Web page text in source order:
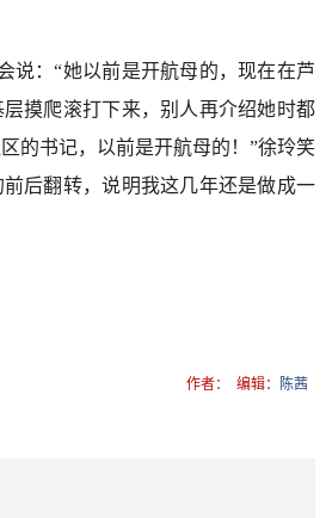
说：“她以前是开航母的，现在在芦
摸爬滚打下来，别人再介绍她时都
的书记，以前是开航母的！”徐玲笑
后翻转，说明我这几年还是做成一
作者： 编辑： 陈茜